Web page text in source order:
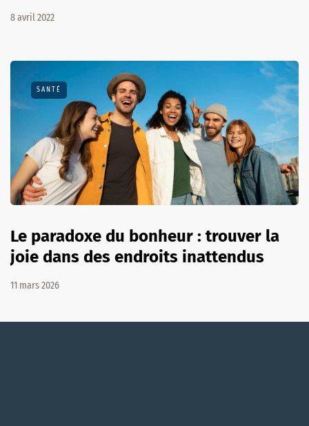
8 avril 2022
SANTÉ
Le paradoxe du bonheur : trouver la
joie dans des endroits inattendus
11 mars 2026